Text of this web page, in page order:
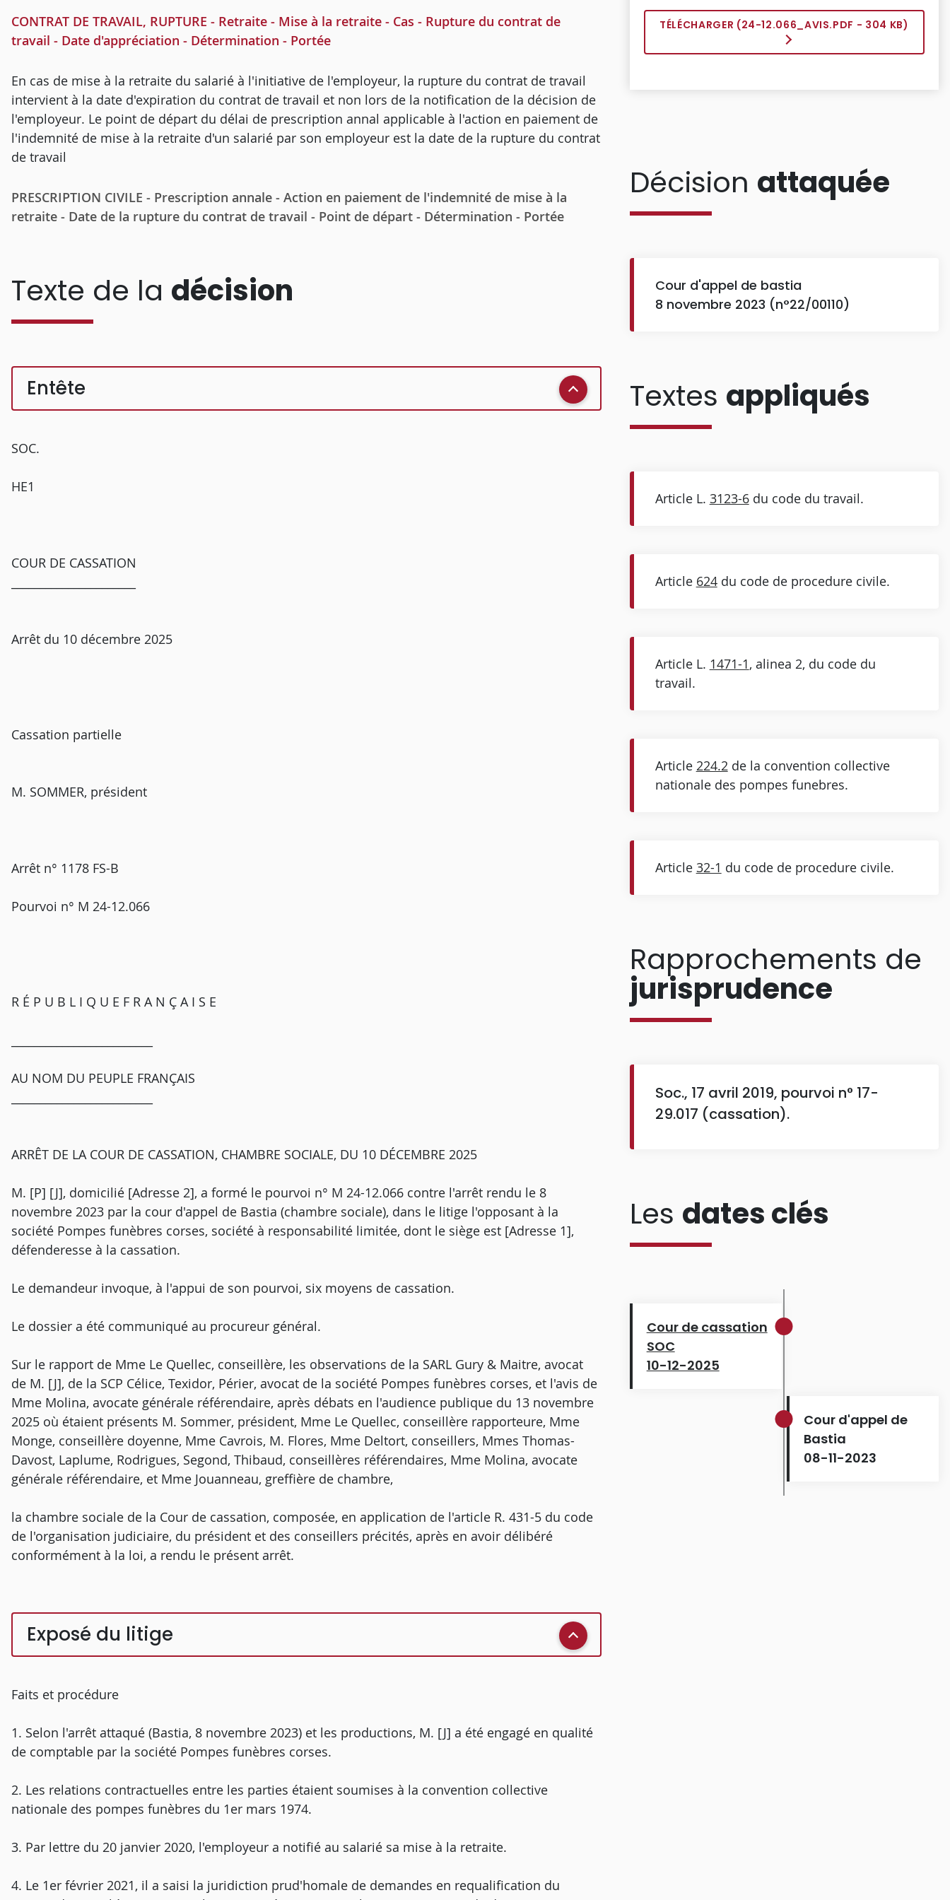
CONTRAT DE TRAVAIL, RUPTURE - Retraite - Mise à la retraite - Cas - Rupture du contrat de
travail - Date d'appréciation - Détermination - Portée
En cas de mise à la retraite du salarié à l'initiative de l'employeur, la rupture du contrat de travail
intervient à la date d'expiration du contrat de travail et non lors de la notification de la décision de
l'employeur. Le point de départ du délai de prescription annal applicable à l'action en paiement de
l'indemnité de mise à la retraite d'un salarié par son employeur est la date de la rupture du contrat
de travail
PRESCRIPTION CIVILE - Prescription annale - Action en paiement de l'indemnité de mise à la
retraite - Date de la rupture du contrat de travail - Point de départ - Détermination - Portée
Texte de la décision
Entête
SOC.
HE1
COUR DE CASSATION
Arrêt du 10 décembre 2025
Cassation partielle
M. SOMMER, président
Arrêt n° 1178 FS-B
Pourvoi n° M 24-12.066
R É P U B L I Q U E F R A N Ç A I S E
AU NOM DU PEUPLE FRANÇAIS
ARRÊT DE LA COUR DE CASSATION, CHAMBRE SOCIALE, DU 10 DÉCEMBRE 2025
M. [P] [J], domicilié [Adresse 2], a formé le pourvoi n° M 24-12.066 contre l'arrêt rendu le 8
novembre 2023 par la cour d'appel de Bastia (chambre sociale), dans le litige l'opposant à la
société Pompes funèbres corses, société à responsabilité limitée, dont le siège est [Adresse 1],
défenderesse à la cassation.
Le demandeur invoque, à l'appui de son pourvoi, six moyens de cassation.
Le dossier a été communiqué au procureur général.
Sur le rapport de Mme Le Quellec, conseillère, les observations de la SARL Gury & Maitre, avocat
de M. [J], de la SCP Célice, Texidor, Périer, avocat de la société Pompes funèbres corses, et l'avis de
Mme Molina, avocate générale référendaire, après débats en l'audience publique du 13 novembre
2025 où étaient présents M. Sommer, président, Mme Le Quellec, conseillère rapporteure, Mme
Monge, conseillère doyenne, Mme Cavrois, M. Flores, Mme Deltort, conseillers, Mmes Thomas-
Davost, Laplume, Rodrigues, Segond, Thibaud, conseillères référendaires, Mme Molina, avocate
générale référendaire, et Mme Jouanneau, greffière de chambre,
la chambre sociale de la Cour de cassation, composée, en application de l'article R. 431-5 du code
de l'organisation judiciaire, du président et des conseillers précités, après en avoir délibéré
conformément à la loi, a rendu le présent arrêt.
Exposé du litige
Faits et procédure
1. Selon l'arrêt attaqué (Bastia, 8 novembre 2023) et les productions, M. [J] a été engagé en qualité
de comptable par la société Pompes funèbres corses.
2. Les relations contractuelles entre les parties étaient soumises à la convention collective
nationale des pompes funèbres du 1er mars 1974.
3. Par lettre du 20 janvier 2020, l'employeur a notifié au salarié sa mise à la retraite.
4. Le 1er février 2021, il a saisi la juridiction prud'homale de demandes en requalification du
TÉLÉCHARGER (24-12.066_AVIS.PDF - 304 KB)
Décision attaquée
Cour d'appel de bastia
8 novembre 2023 (n°22/00110)
Textes appliqués
Article L. 3123-6du code du travail.
Article 624du code de procedure civile.
Article L. 1471-1, alinea 2, du code du
travail.
Article 224.2de la convention collective
nationale des pompes funebres.
Article 32-1 du code de procedure civile.
Rapprochements de
jurisprudence
Soc., 17 avril 2019, pourvoi n° 17-
29.017 (cassation).
Les dates clés
Cour de cassation
SOC
10-12-2025
Cour d'appel de
Bastia
08-11-2023